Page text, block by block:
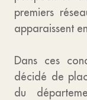
premiers
apparaissent
Dans ces
décidé de
du